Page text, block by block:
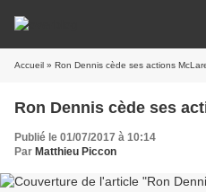
Accueil » Ron Dennis cède ses actions
Ron Dennis cède ses
Publié le 01/07/2017 à 10:14
Par Matthieu Piccon